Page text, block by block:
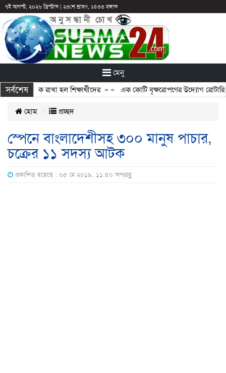
৭ই আগস্ট, ২০২৬ খ্রিস্টাব্দ| ২৩শে শ্রাবণ, ১৪৩৩ বঙ্গাব্দ
মেনু
সর্বশেষ
পরও আটকে রাখা হল শিক্ষার্থীদের» «এক কোটি বৃক্ষরোপণের উদ্যোগ রোটারি
হোম প্রচ্ছদ
স্পেনে বাংলাদেশীসহ ৩০০ মানুষ পাচার,
চক্রের ১১ সদস্য আটক
প্রকাশিত হয়েছে : ০৫ মে ২০১৯, ১১:৪০ অপরাহ্ণ